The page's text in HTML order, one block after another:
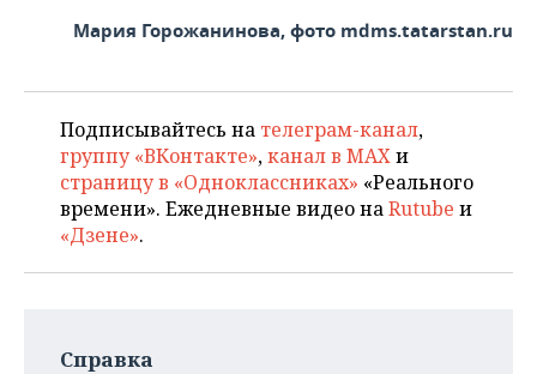
Мария Горожанинова, фото mdms.tatarstan.ru
Подписывайтесь на телеграм-канал,
группу «ВКонтакте»,канал в MAXи
страницу в «Одноклассниках» «Реального
времени». Ежедневные видео наRutube и
«Дзене».
Справка